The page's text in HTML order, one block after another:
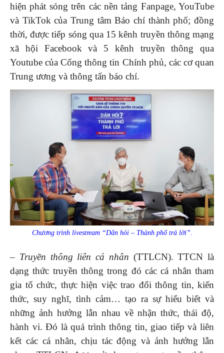
hiện phát sóng trên các nền tảng Fanpage, YouTube
và TikTok của Trung tâm Báo chí thành phố; đồng
thời, được tiếp sóng qua 15 kênh truyền thông mạng
xã hội Facebook và 5 kênh truyền thông qua
Youtube của Cổng thông tin Chính phủ, các cơ quan
Trung ương và thông tấn báo chí.
Chương trình livestream “Dân hỏi – Thành phố trả lời”.
– Truyền thông liên cá nhân (TTLCN). TTCN là
dạng thức truyền thông trong đó các cá nhân tham
gia tổ chức, thực hiện việc trao đổi thông tin, kiến
thức, suy nghĩ, tình cảm… tạo ra sự hiểu biết và
những ảnh hưởng lẫn nhau về nhận thức, thái độ,
hành vi. Đó là quá trình thông tin, giao tiếp và liên
kết các cá nhân, chịu tác động và ảnh hưởng lẫn